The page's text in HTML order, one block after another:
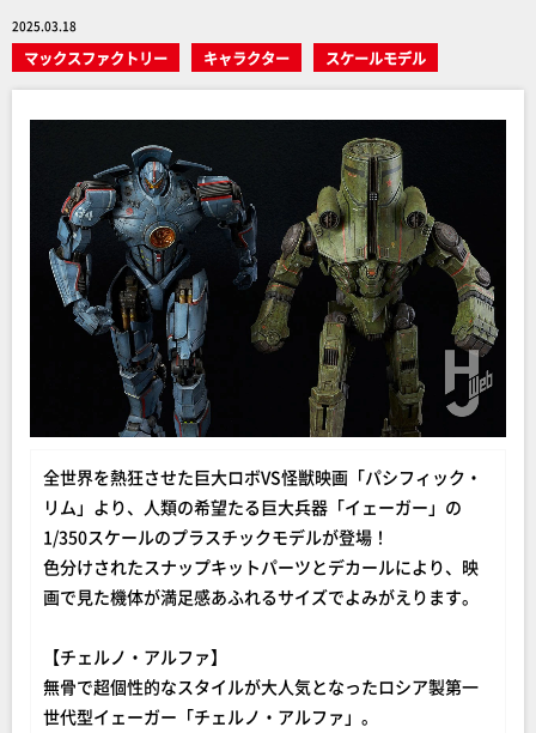
2025.03.18
マックスファクトリー キャラクター スケールモデル
全世界を熱狂させた巨大ロボVS怪獣映画「パシフィック・
リム」より、人類の希望たる巨大兵器「イェーガー」の
1/350スケールのプラスチックモデルが登場！
色分けされたスナップキットパーツとデカールにより、映
画で見た機体が満足感あふれるサイズでよみがえります。
【チェルノ・アルファ】
無骨で超個性的なスタイルが大人気となったロシア製第一
世代型イェーガー「チェルノ・アルファ」。